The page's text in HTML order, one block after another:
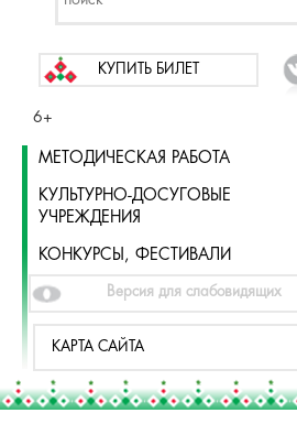
КУПИТЬ БИЛЕТ
6+
МЕТОДИЧЕСКАЯ РАБОТА
КУЛЬТУРНО-ДОСУГОВЫЕ
УЧРЕЖДЕНИЯ
КОНКУРСЫ, ФЕСТИВАЛИ
Версия для слабовидящих
КАРТА САЙТА